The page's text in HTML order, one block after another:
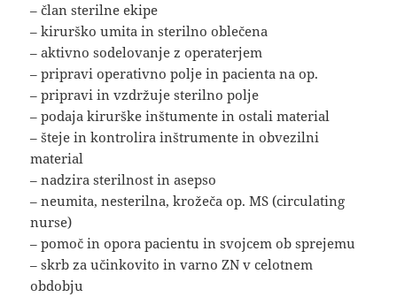
– član sterilne ekipe
– kirurško umita in sterilno oblečena
– aktivno sodelovanje z operaterjem
– pripravi operativno polje in pacienta na op.
– pripravi in vzdržuje sterilno polje
– podaja kirurške inštumente in ostali material
– šteje in kontrolira inštrumente in obvezilni
material
– nadzira sterilnost in asepso
– neumita, nesterilna, krožeča op. MS (circulating
nurse)
– pomoč in opora pacientu in svojcem ob sprejemu
– skrb za učinkovito in varno ZN v celotnem
obdobju